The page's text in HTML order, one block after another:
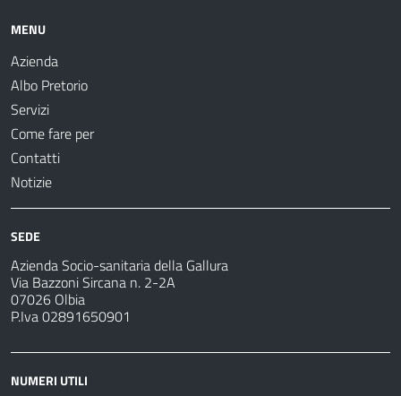
MENU
Azienda
Albo Pretorio
Servizi
Come fare per
Contatti
Notizie
SEDE
Azienda Socio-sanitaria della Gallura
Via Bazzoni Sircana n. 2-2A
07026 Olbia
P.Iva 02891650901
NUMERI UTILI